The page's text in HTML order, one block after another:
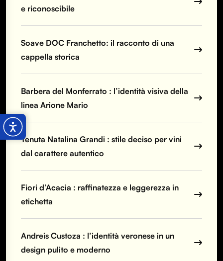
e riconoscibile
Soave DOC Franchetto: il racconto di una
cappella storica
Barbera del Monferrato : l’identità visiva della
linea Arione Mario
Tenuta Natalina Grandi : stile deciso per vini
dal carattere autentico
Fiori d’Acacia : raffinatezza e leggerezza in
etichetta
Andreis Custoza : l’identità veronese in un
design pulito e moderno